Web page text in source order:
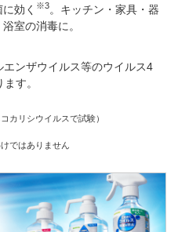
効く ※3。キッチン・家具・器
室の消毒に。
ンザウイルス等のウイルス4
す。
カリシウイルスで試験）
ではありません